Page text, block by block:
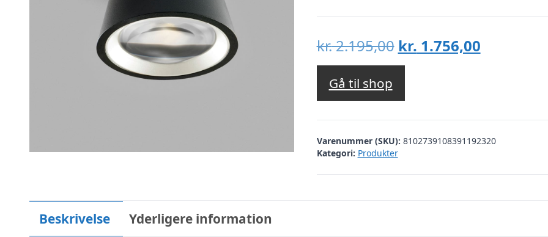
kr.2.195,00 Den
oprindelige
var:
kr. 2.195,00.
kr. 1.756,00Den
kr.
Gå til shop
Varenummer (SKU): 8102739108391192320
Kategori: Produkter
Beskrivelse Yderligere information